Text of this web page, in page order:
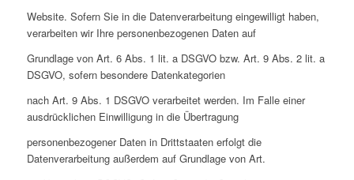
Website. Sofern Sie in die Datenverarbeitung eingewilligt haben,
verarbeiten wir Ihre personenbezogenen Daten auf
Grundlage von Art. 6 Abs. 1 lit. a DSGVO bzw. Art. 9 Abs. 2 lit. a
DSGVO, sofern besondere Datenkategorien
nach Art. 9 Abs. 1 DSGVO verarbeitet werden. Im Falle einer
ausdrücklichen Einwilligung in die Übertragung
personenbezogener Daten in Drittstaaten erfolgt die
Datenverarbeitung außerdem auf Grundlage von Art.